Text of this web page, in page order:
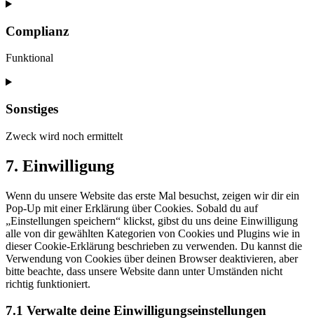
Consent
service
google-
maps
Complianz
Funktional
Consent
service
complianz
Sonstiges
Zweck wird noch ermittelt
Consent
to
sonstiges
7. Einwilligung
Wenn du unsere Website das erste Mal besuchst, zeigen wir dir ein
Pop-Up mit einer Erklärung über Cookies. Sobald du auf
„Einstellungen speichern“ klickst, gibst du uns deine Einwilligung
alle von dir gewählten Kategorien von Cookies und Plugins wie in
dieser Cookie-Erklärung beschrieben zu verwenden. Du kannst die
Verwendung von Cookies über deinen Browser deaktivieren, aber
bitte beachte, dass unsere Website dann unter Umständen nicht
richtig funktioniert.
7.1 Verwalte deine Einwilligungseinstellungen